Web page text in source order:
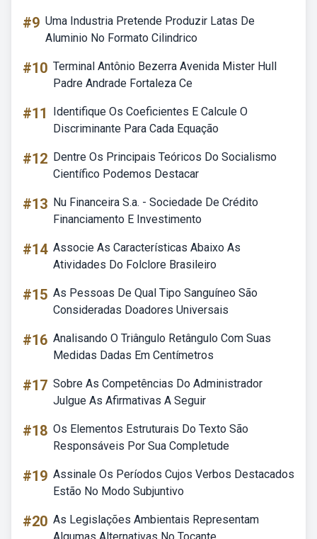
#9 Uma Industria Pretende Produzir Latas De
Aluminio No Formato Cilindrico
#10 Terminal Antônio Bezerra Avenida Mister Hull
Padre Andrade Fortaleza Ce
#11
Identifique Os Coeficientes E Calcule O
Discriminante Para Cada Equação
#12 Dentre Os Principais Teóricos Do Socialismo
Científico Podemos Destacar
#13 Nu Financeira S.a. - Sociedade De Crédito
Financiamento E Investimento
#14 Associe As Características Abaixo As
Atividades Do Folclore Brasileiro
#15 As Pessoas De Qual Tipo Sanguíneo São
Consideradas Doadores Universais
#16 Analisando O Triângulo Retângulo Com Suas
Medidas Dadas Em Centímetros
#17 Sobre As Competências Do Administrador
Julgue As Afirmativas A Seguir
#18 Os Elementos Estruturais Do Texto São
Responsáveis Por Sua Completude
#19 Assinale Os Períodos Cujos Verbos Destacados
Estão No Modo Subjuntivo
#20 As Legislações Ambientais Representam